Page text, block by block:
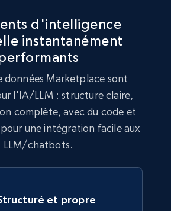
d'intelligence
instantanément
données Marketplace sont
l'IA/LLM : structure claire,
complète, avec du code et
une intégration facile aux
LLM/chatbots.
et propre